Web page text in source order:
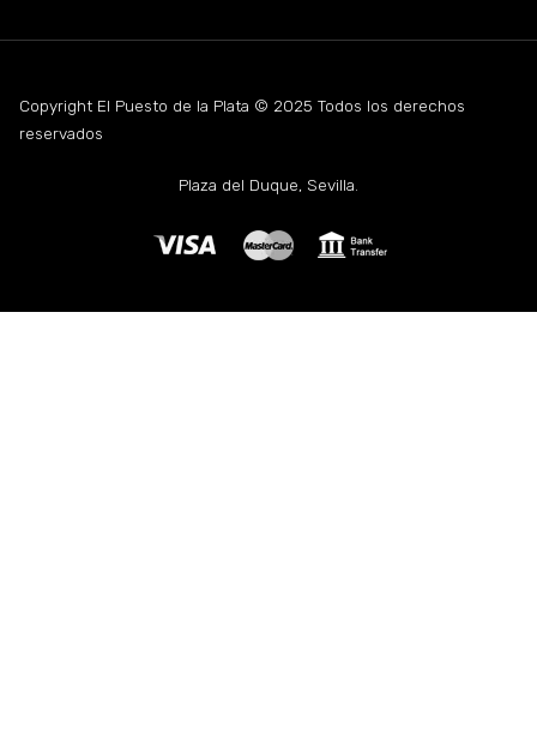
Copyright El Puesto de la Plata © 2025 Todos los derechos
reservados
Plaza del Duque, Sevilla.